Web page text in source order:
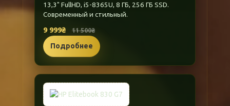
13,3" FullHD, i5-8365U, 8 ГБ, 256 ГБ SSD.
Современный и стильный.
9 999₴ 11 500₴
Подробнее